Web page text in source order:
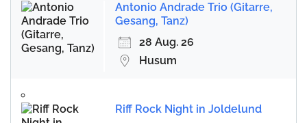
Antonio Andrade Trio (Gitarre,
Gesang, Tanz)
28 Aug. 26
Husum
Riff Rock Night in Joldelund